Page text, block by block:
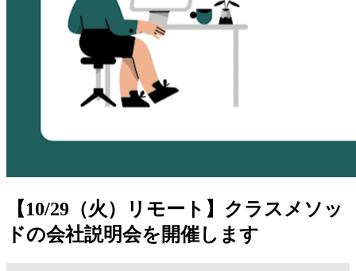
【10/29（火）リモート】クラスメソッ
ドの会社説明会を開催します